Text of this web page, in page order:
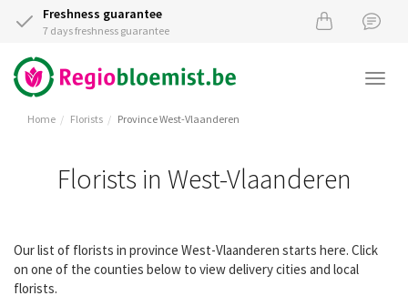
Freshness guarantee
7 days freshness guarantee
Home Florists Province West-Vlaanderen
Florists in West-Vlaanderen
Our list of florists in province West-Vlaanderen starts here. Click
on one of the counties below to view delivery cities and local
florists.